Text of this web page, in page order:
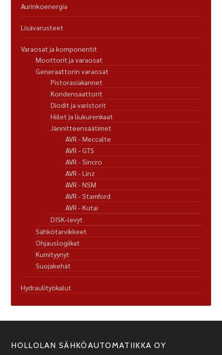
Aurinkoenergia
Lisävarusteet
Varaosat ja komponentit
Moottorit ja varaosat
Generaattorin varaosat
Pistorasiakannet
Kondensaattorit
Diodit ja varistorit
Hiilet ja liukurenkaat
Jännitteensäätimet
AVR - Meccalte
AVR - GTS
AVR - Sincro
AVR - Linz
AVR - NSM
AVR - Stamford
AVR - Kutai
DISK-levyt
Sähkötarvikkeet
Ohjauslogiikat
Kumityynyt
Suojakehät
Hydraulityökalut
HOLLOLAN SÄHKÖAUTOMATIIKKA OY